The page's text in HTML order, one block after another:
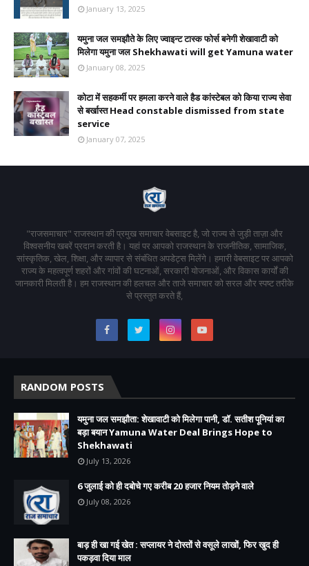
January 13, 2025
यमुना जल समझौते के लिए ज्वाइन्ट टास्क फोर्स बनेगी शेखावाटी को
मिलेगा यमुना जल Shekhawati will get Yamuna water
January 08, 2025
कोटा में सहकर्मी पर हमला करने वाले हैड कांस्टेबल को किया राज्य सेवा
से बर्खास्त Head constable dismissed from state
service
January 07, 2025
"राजसमाचार" राजस्थान की प्रमुख समाचार वेबसाइट है, जो राज्य से जुड़ी ताज़ा और
विश्वसनीय खबरें प्रदान करती है। यहां पर आपको राजस्थान के राजनीतिक, सामाजिक,
सांस्कृतिक, खेल, शिक्षा, और व्यापार से संबंधित अपडेट्स मिलेंगे। हमारी वेबसाइट पर आपको
राज्य के महत्वपूर्ण शहरों और गांवों की घटनाओं, सरकारी योजनाओं, और विकास कार्यों की
जानकारी मिलती है। हम राजस्थान की हलचल और ताजे समाचार को सरल और स्पष्ट तरीके
से प्रस्तुत करते हैं,
RANDOM POSTS
यमुना जल समझौता: शेखावाटी को मिलेगा पानी, डॉ. सतीश पूनियां का
बड़ा बयान Yamuna Water Deal Brings Hope to
Shekhawati
July 13, 2026
6 जुलाई को ही दबोचे गए करीब 20 हजार नियम तोड़ने वाले
July 08, 2026
बाड़ ही खा गई खेत : सप्लायर ने दोस्तों से वसूले लाखों, फिर खुद ही
पकड़वा दिया माल